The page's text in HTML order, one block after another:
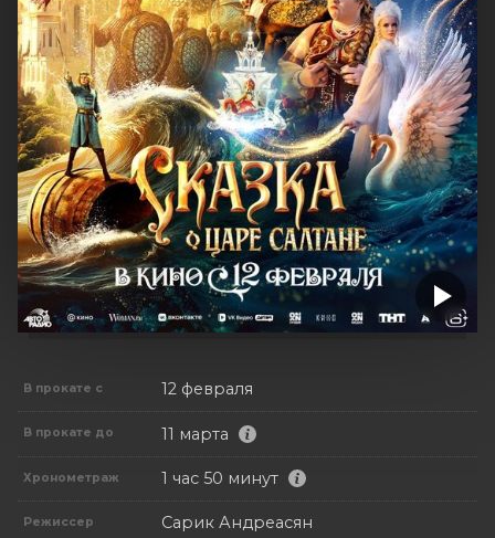
В прокате с 12 февраля
В прокате до 11 марта
Хронометраж 1 час 50 минут
Режиссер Сарик Андреасян